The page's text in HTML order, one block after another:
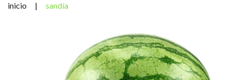
inicio | sandía